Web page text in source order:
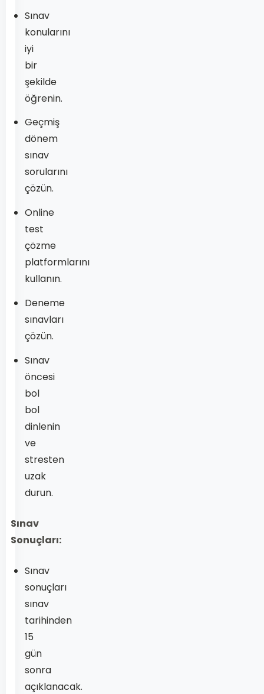
Sınav
konularını
iyi
bir
şekilde
öğrenin.
Geçmiş
dönem
sınav
sorularını
çözün.
Online
test
çözme
platformlarını
kullanın.
Deneme
sınavları
çözün.
Sınav
öncesi
bol
bol
dinlenin
ve
stresten
uzak
durun.
Sınav
Sonuçları:
Sınav
sonuçları
sınav
tarihinden
15
gün
sonra
açıklanacak.